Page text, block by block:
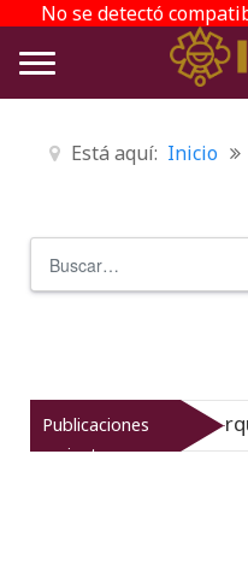
No se detectó
Está aquí: Inicio
Publicaciones
recientes
el patrimonio